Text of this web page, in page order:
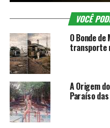
VOCÊ
O Bonde
transporte
A Origem
Paraíso